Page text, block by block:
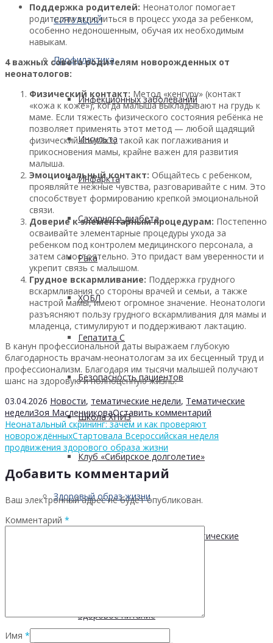
СИТУАЦИЙ
Профилактика
Инфекционных заболеваний
Инсульта
Инфаркта
Сахарного диабета
Рака
ХОБЛ
Гепатита С
Безопасность пациентов
Школа ХНИЗ
Клуб «Сибирское долголетие»
Здоровый образ жизни
Диспансеризация и профилактические
Здоровое питание
Поддержка родителей: Неонатолог помогает
родителям включиться в процесс ухода за ребенком,
особенно недоношенным, обучая их необходимым
навыкам.
4 важных совета родителям новорожденных от
неонатологов:
Физический контакт: Метод «кенгуру» (контакт
«кожа к коже»), когда малыша выкладывают на грудь к
маме. Если тяжесть физического состояния ребёнка не
позволяет применять этот метод — любой щадящий
физический контакт, такой как поглаживания и
прикосновения мамы, крайне важен для развития
малыша.
Эмоциональный контакт: Общайтесь с ребенком,
проявляйте нежные чувства, разговаривайте с ним. Это
способствует формированию крепкой эмоциональной
связи.
Доверие к элементарным процедурам: Постепенно
осваивайте элементарные процедуры ухода за
ребенком под контролем медицинского персонала, а
затем самостоятельно. Это придаст вам уверенности и
укрепит связь с малышом.
Грудное вскармливание: Поддержка грудного
вскармливания со стороны врачей и семьи, а также
настрой мамы, имеют огромное значение. Неонатологи
разъясняют пользу грудного вскармливания для мамы и
младенца, стимулируют и поддерживают лактацию.
В канун профессиональной даты выражаем глубокую
благодарность врачам-неонатологам за их бесценный труд и
профессионализм. Благодаря им тысячи малышей получают
шанс на здоровую и полноценную жизнь.
03.04.2026 Новости, тематические недели, Тематические
неделиЗоя МасленниковаОставить комментарий
Неонатальный скрининг: зачем и как проверяют
новорождённыхСтартовала Всероссийская неделя
продвижения здорового образа жизни
Добавить комментарий
Ваш электронный адрес не будет опубликован.
Комментарий *
Имя *